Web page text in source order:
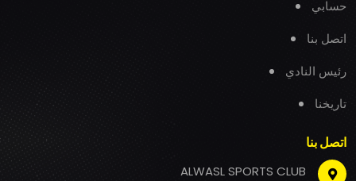
حسابي
اتصل بنا
رئيس النادي
تاريخنا
اتصل بنا
ALWASL SPORTS CLUB